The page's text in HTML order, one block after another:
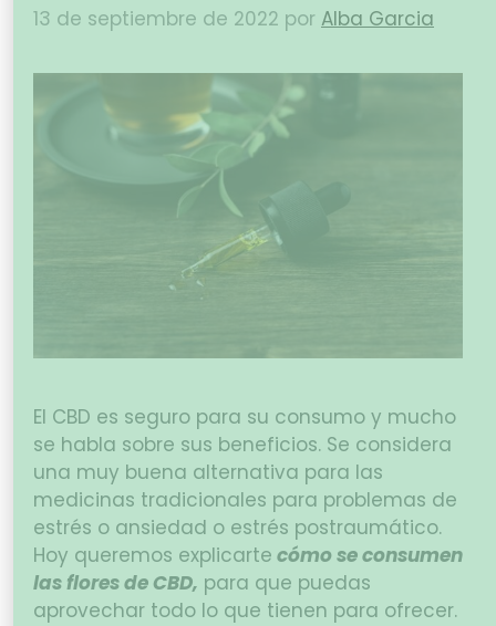
13 de septiembre de 2022 por Alba Garcia
El CBD es seguro para su consumo y mucho
se habla sobre sus beneficios. Se considera
una muy buena alternativa para las
medicinas tradicionales para problemas de
estrés o ansiedad o estrés postraumático.
Hoy queremos explicarte cómo se consumen
las flores de CBD, para que puedas
aprovechar todo lo que tienen para ofrecer.